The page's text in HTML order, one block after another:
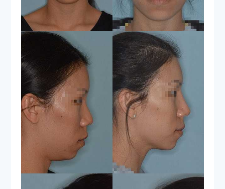
African American Rhinoplasty
Functional Rhinoplasty
Meet Dr. Bared
Before and After
Travel & Financing
The Aesthetic Vault
Patient Referral Program
Reviews